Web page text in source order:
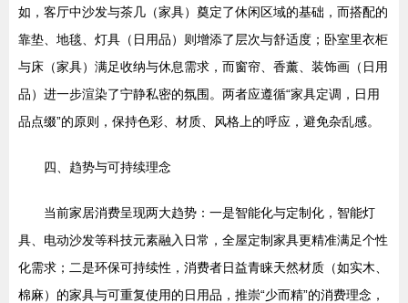
如，客厅中沙发与茶几（家具）奠定了休闲区域的基础，而搭配的
靠垫、地毯、灯具（日用品）则增添了层次与舒适度；卧室里衣柜
与床（家具）满足收纳与休息需求，而窗帘、香薰、装饰画（日用
品）进一步渲染了宁静私密的氛围。两者应遵循“家具定调，日用
品点缀”的原则，保持色彩、材质、风格上的呼应，避免杂乱感。
四、趋势与可持续理念
当前家居消费呈现两大趋势：一是智能化与定制化，智能灯
具、电动沙发等科技元素融入日常，全屋定制家具更精准满足个性
化需求；二是环保可持续性，消费者日益青睐天然材质（如实木、
棉麻）的家具与可重复使用的日用品，推崇“少而精”的消费理念，